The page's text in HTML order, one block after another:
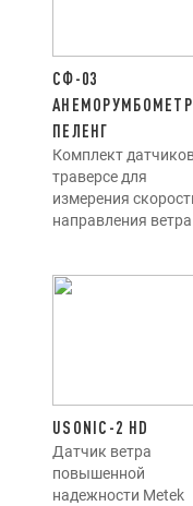
СФ-03
АНЕМОРУМБОМЕТР
ПЕЛЕНГ
Комплект
траверсе для
измерения
направления ветра
USONIC-2 HD
Датчик ветра
повышенной
надежности Metek